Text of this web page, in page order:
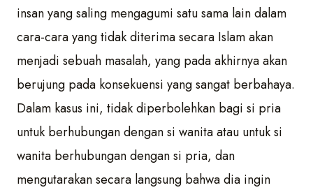
insan yang saling mengagumi satu sama lain dalam
cara-cara yang tidak diterima secara Islam akan
menjadi sebuah masalah, yang pada akhirnya akan
berujung pada konsekuensi yang sangat berbahaya.
Dalam kasus ini, tidak diperbolehkan bagi si pria
untuk berhubungan dengan si wanita atau untuk si
wanita berhubungan dengan si pria, dan
mengutarakan secara langsung bahwa dia ingin